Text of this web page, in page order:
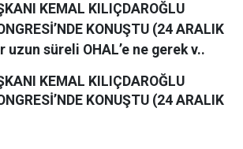
KEMAL KILIÇDAROĞLU
KONUŞTU (24 ARALIK
uzun süreli OHAL’e ne gerek v..
KEMAL KILIÇDAROĞLU
KONUŞTU (24 ARALIK